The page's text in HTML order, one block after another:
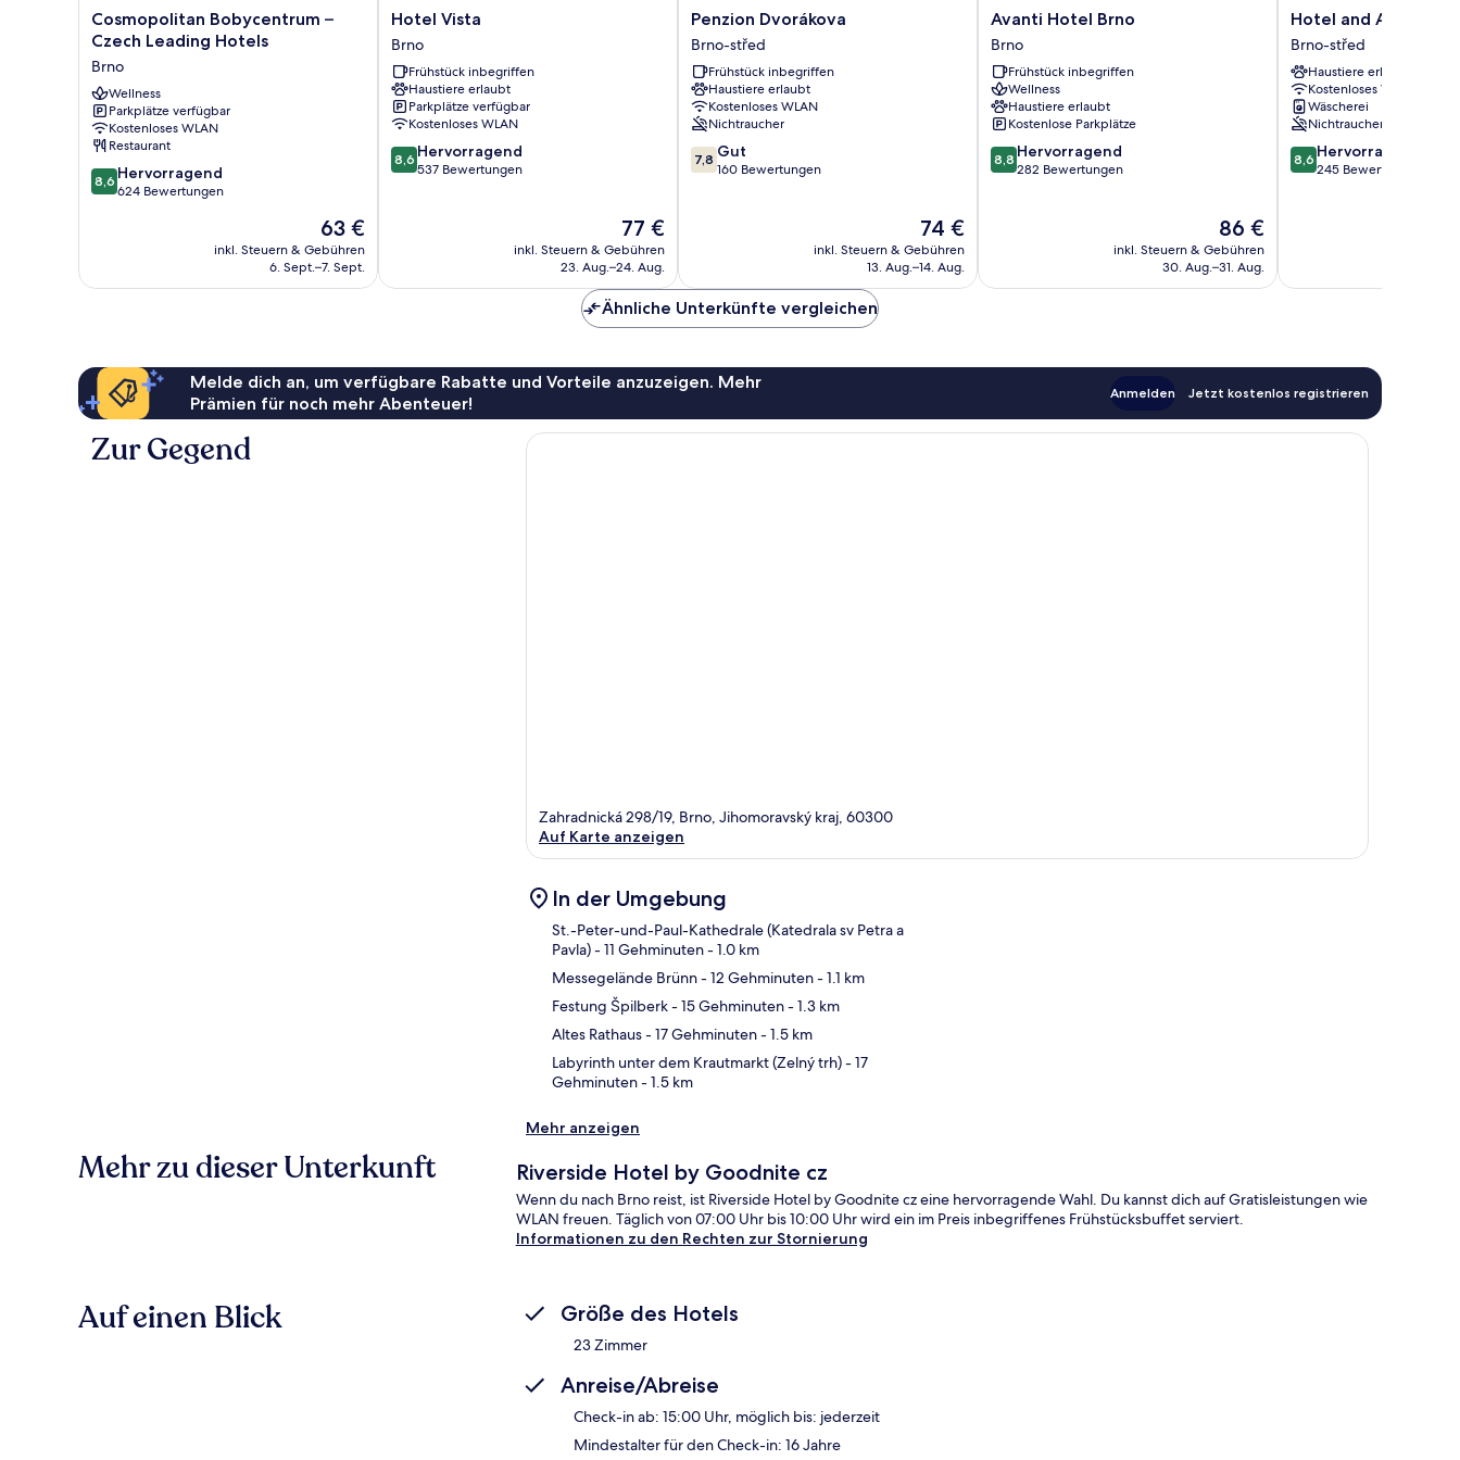
Cosmopolitan
Bobycentrum
Czech
Leading
Hotels
Brno
Cosmopolitan Bobycentrum –
Czech Leading Hotels
Brno
Wellness
Parkplätze verfügbar
Kostenloses WLAN
Restaurant
8.6
von
8,6 Hervorragend
624 Bewertungen
Der
Preis
beträgt
63 €
inkl. Steuern & Gebühren
6. Sept.–7. Sept.
Hotel
Vista
Brno
Hotel Vista
Brno
Frühstück inbegriffen
Haustiere erlaubt
Parkplätze verfügbar
Kostenloses WLAN
8.6
von
8,6 Hervorragend
537 Bewertungen
Der
Preis
beträgt
77 €
inkl. Steuern & Gebühren
23. Aug.–24. Aug.
Penzion
Dvorákova
Brno-
střed
Penzion Dvorákova
Brno-střed
Frühstück inbegriffen
Haustiere erlaubt
Kostenloses WLAN
Nichtraucher
7.8
von
7,8 Gut
160 Bewertungen
Der
Preis
beträgt
74 €
inkl. Steuern & Gebühren
13. Aug.–14. Aug.
Avanti
Hotel
Brno
Brno
Avanti Hotel Brno
Brno
Frühstück inbegriffen
Wellness
Haustiere erlaubt
Kostenlose Parkplätze
8.8
von
8,8 Hervorragend
282 Bewertungen
Der
Preis
beträgt
86 €
inkl. Steuern & Gebühren
30. Aug.–31. Aug.
Hotel
and
Apartments
Jacob
Brno-
střed
Hotel and
Brno-střed
Haustiere erlaubt
Kostenloses WLAN
Wäscherei
Nichtraucher
8.6
von
8,6 Hervorragend
245 Bewertungen
Ähnliche Unterkünfte vergleichen
Melde dich an, um verfügbare Rabatte und Vorteile anzuzeigen. Mehr
Prämien für noch mehr Abenteuer!
Anmelden Jetzt kostenlos registrieren
Zur Gegend
Zahradnická 298/19, Brno, Jihomoravský kraj, 60300
Auf Karte anzeigen
In der Umgebung
St.-Peter-und-Paul-Kathedrale (Katedrala sv Petra a
Pavla)- 11 Gehminuten- 1.0 km
Messegelände Brünn- 12 Gehminuten- 1.1 km
Festung Špilberk- 15 Gehminuten- 1.3 km
Altes Rathaus- 17 Gehminuten- 1.5 km
Labyrinth unter dem Krautmarkt (Zelný trh)- 17
Gehminuten- 1.5 km
Mehr anzeigen
Mehr zu dieser Unterkunft Riverside Hotel by Goodnite cz
Wenn du nach Brno reist, ist Riverside Hotel by Goodnite cz eine hervorragende Wahl. Du kannst dich auf Gratisleistungen wie
WLAN freuen. Täglich von 07:00 Uhr bis 10:00 Uhr wird ein im Preis inbegriffenes Frühstücksbuffet serviert.
Informationen zu den Rechten zur Stornierung
Auf einen Blick Größe des Hotels
23 Zimmer
Anreise/Abreise
Check-in ab: 15:00 Uhr, möglich bis: jederzeit
Mindestalter für den Check-in: 16 Jahre